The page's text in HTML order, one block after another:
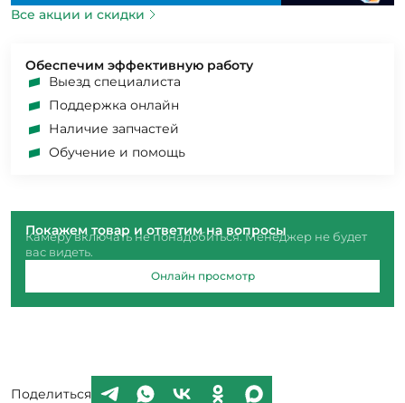
Все акции и скидки
Обеспечим эффективную работу
Выезд специалиста
Поддержка онлайн
Наличие запчастей
Обучение и помощь
Покажем товар и ответим на вопросы
Камеру включать не понадобиться. Менеджер не будет
вас видеть.
Онлайн просмотр
Поделиться